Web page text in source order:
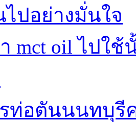
ไปอย่างมั่นใจ
mct oil ไปใ
ท่อตันนนทบุรี